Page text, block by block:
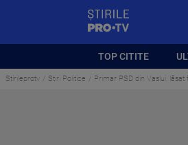
TOP CITITE
Stirileprotv Stiri Politice Primar PSD din Vaslui,